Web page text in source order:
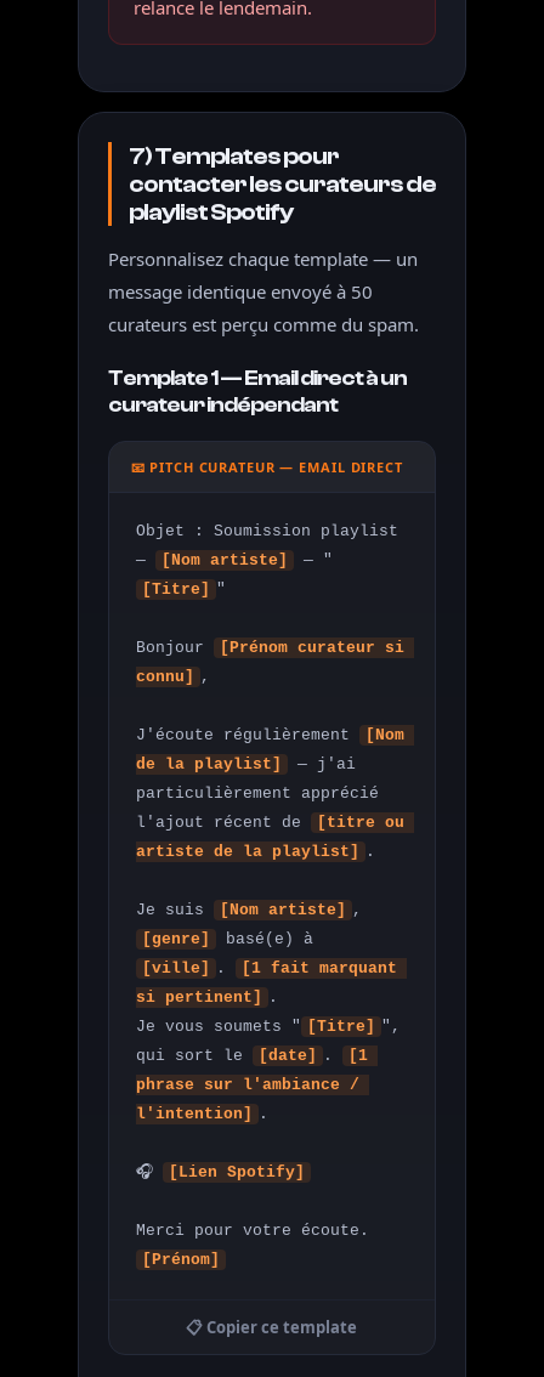
relance le lendemain.
7) Templates pour
contacter les curateurs de
playlist Spotify
Personnalisez chaque template — un
message identique envoyé à 50
curateurs est perçu comme du spam.
Template 1 — Email direct à un
curateur indépendant
📧 PITCH CURATEUR — EMAIL DIRECT
Objet : Soumission playlist
—
[Nom artiste]
— "
[Titre]
"
Bonjour
[Prénom curateur si
connu]
,
J'écoute régulièrement
[Nom
de la playlist]
— j'ai
particulièrement apprécié
l'ajout récent de
[titre ou
artiste de la playlist]
.
Je suis [Nom artiste]
[genre]
basé(e) à
[ville]
.
[1 fait marquant
si pertinent]
.
Je vous soumets "
[Titre]
",
qui sort le
[date] .
[1
phrase sur l'ambiance /
l'intention]
.
🎧 [Lien Spotify]
[Prénom]
📋 Copier ce template